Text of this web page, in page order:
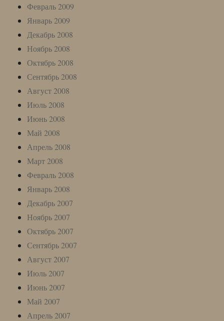
Февраль 2009
Январь 2009
Декабрь 2008
Ноябрь 2008
Октябрь 2008
Сентябрь 2008
Август 2008
Июль 2008
Июнь 2008
Май 2008
Апрель 2008
Март 2008
Февраль 2008
Январь 2008
Декабрь 2007
Ноябрь 2007
Октябрь 2007
Сентябрь 2007
Август 2007
Июль 2007
Июнь 2007
Май 2007
Апрель 2007